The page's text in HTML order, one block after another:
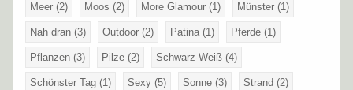
Meer (2) Moos (2) More Glamour (1) Münster (1)
Nah dran (3) Outdoor (2) Patina(1) Pferde (1)
Pflanzen (3) Pilze (2) Schwarz-Weiß (4)
Schönster Tag (1) Sexy (5) Sonne (3) Strand (2)